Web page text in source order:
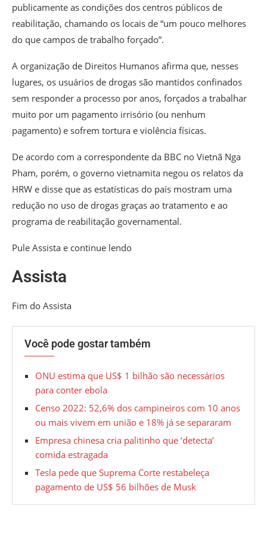
publicamente as condições dos centros públicos de
reabilitação, chamando os locais de “um pouco melhores
do que campos de trabalho forçado”.
A organização de Direitos Humanos afirma que, nesses
lugares, os usuários de drogas são mantidos confinados
sem responder a processo por anos, forçados a trabalhar
muito por um pagamento irrisório (ou nenhum
pagamento) e sofrem tortura e violência físicas.
De acordo com a correspondente da BBC no Vietnã Nga
Pham, porém, o governo vietnamita negou os relatos da
HRW e disse que as estatísticas do país mostram uma
redução no uso de drogas graças ao tratamento e ao
programa de reabilitação governamental.
Pule Assista e continue lendo
Assista
Fim do Assista
Você pode gostar também
ONU estima que US$ 1 bilhão são necessários
para conter ebola
Censo 2022: 52,6% dos campineiros com 10 anos
ou mais vivem em união e 18% já se separaram
Empresa chinesa cria palitinho que ‘detecta’
comida estragada
Tesla pede que Suprema Corte restabeleça
pagamento de US$ 56 bilhões de Musk